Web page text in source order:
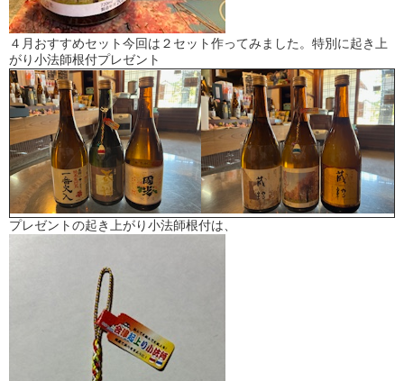
４月おすすめセット今回は２セット作ってみました。特別に起き上
がり小法師根付プレゼント
プレゼントの起き上がり小法師根付は、